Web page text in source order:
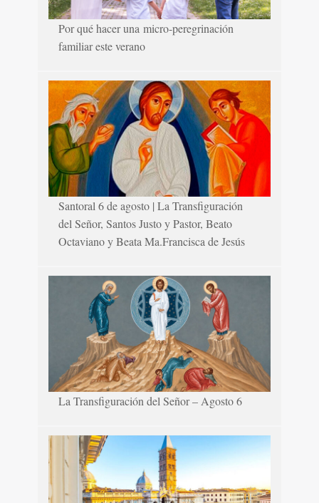
Por qué hacer una micro-peregrinación
familiar este verano
Santoral 6 de agosto | La Transfiguración
del Señor, Santos Justo y Pastor, Beato
Octaviano y Beata Ma.Francisca de Jesús
La Transfiguración del Señor – Agosto 6